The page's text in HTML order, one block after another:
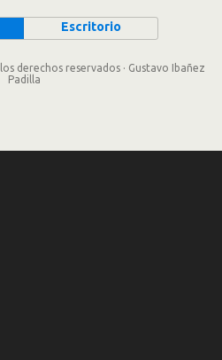
Escritorio
derechos reservados · Gustavo Ibañez
Padilla